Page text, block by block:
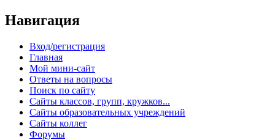
Навигация
Вход/регистрация
Главная
Мой мини-сайт
Ответы на вопросы
Поиск по сайту
Сайты классов, групп, кружков...
Сайты образовательных учреждений
Сайты коллег
Форумы